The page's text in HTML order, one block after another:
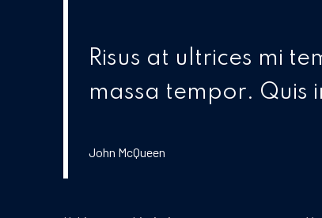
Risus at ultrices mi
massa tempor. Quis
John McQueen